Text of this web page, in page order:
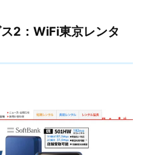
2：WiFi東京レンタ